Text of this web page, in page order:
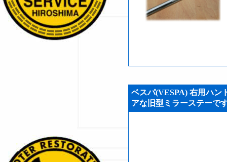
ベスパ(VESPA) 右用ハン
アな旧型ミラーステーで